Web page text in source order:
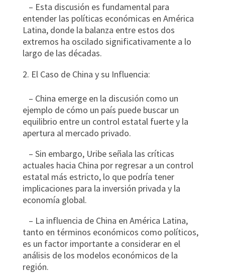
– Esta discusión es fundamental para
entender las políticas económicas en América
Latina, donde la balanza entre estos dos
extremos ha oscilado significativamente a lo
largo de las décadas.
El Caso de China y su Influencia:
– China emerge en la discusión como un
ejemplo de cómo un país puede buscar un
equilibrio entre un control estatal fuerte y la
apertura al mercado privado.
– Sin embargo, Uribe señala las críticas
actuales hacia China por regresar a un control
estatal más estricto, lo que podría tener
implicaciones para la inversión privada y la
economía global.
– La influencia de China en América Latina,
tanto en términos económicos como políticos,
es un factor importante a considerar en el
análisis de los modelos económicos de la
región.